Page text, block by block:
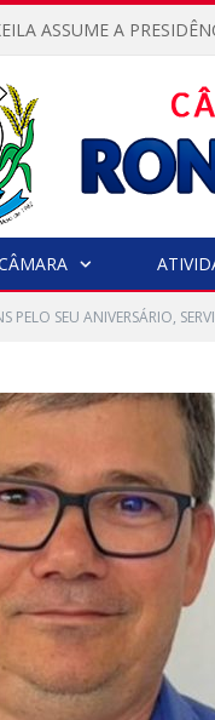
PELO SEU ANIVERSÁRIO,